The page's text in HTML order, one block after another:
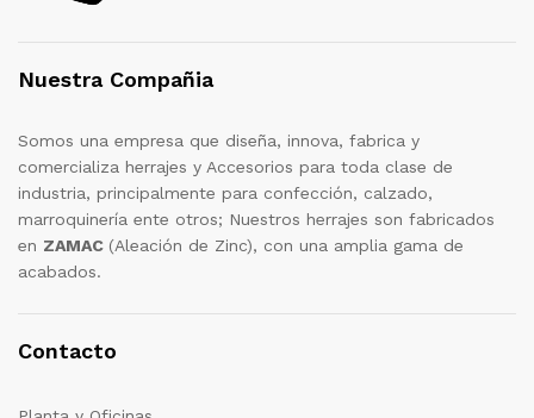
Nuestra Compañia
Somos una empresa que diseña, innova, fabrica y
comercializa herrajes y Accesorios para toda clase de
industria, principalmente para confección, calzado,
marroquinería ente otros; Nuestros herrajes son fabricados
en ZAMAC (Aleación de Zinc), con una amplia gama de
acabados.
Contacto